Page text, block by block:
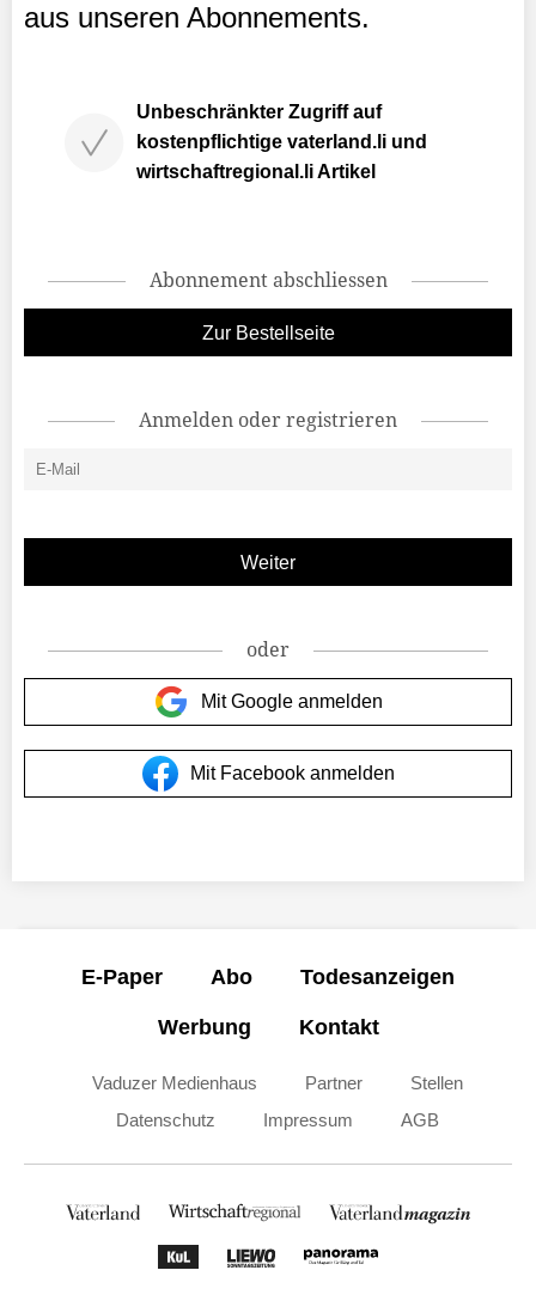
aus unseren Abonnements.
Unbeschränkter Zugriff auf
kostenpflichtige vaterland.li und
wirtschaftregional.li Artikel
Abonnement abschliessen
Zur Bestellseite
Anmelden oder registrieren
oder
Mit Google anmelden
Mit Facebook anmelden
E-Paper Abo Todesanzeigen
Werbung Kontakt
Vaduzer Medienhaus Partner
Stellen
Datenschutz
Impressum AGB